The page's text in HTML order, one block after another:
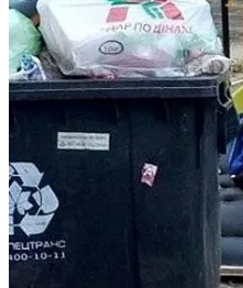
В Днепре
Отравление